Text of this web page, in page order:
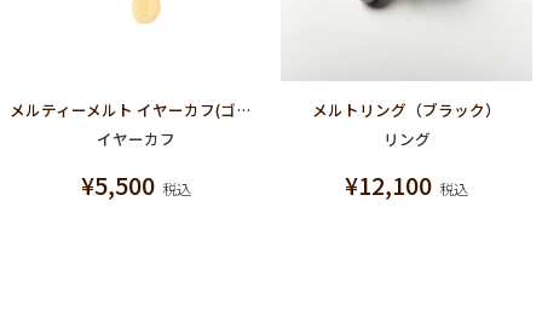
メルティーメルト イヤーカフ(ゴールド)
イヤーカフ
¥5,500 税込
メルトリング（ブラック）
リング
¥12,100 税込